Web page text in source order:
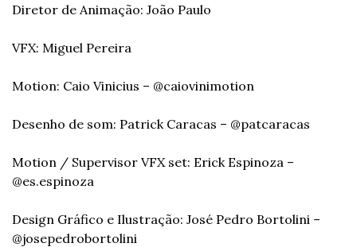
Diretor de Animação: João Paulo
VFX: Miguel Pereira
Motion: Caio Vinicius – @caiovinimotion
Desenho de som: Patrick Caracas – @patcaracas
Motion / Supervisor VFX set: Erick Espinoza –
@es.espinoza
Design Gráfico e Ilustração: José Pedro Bortolini –
@josepedrobortolini